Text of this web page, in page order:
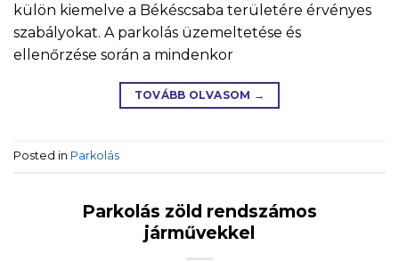
külön kiemelve a Békéscsaba területére érvényes
szabályokat. A parkolás üzemeltetése és
ellenőrzése során a mindenkor
TOVÁBB OLVASOM →
Posted in Parkolás
Parkolás zöld rendszámos
járművekkel